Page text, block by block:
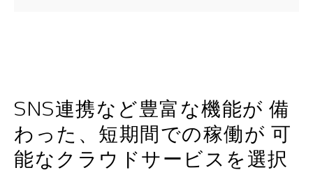
SNS連携など豊富な機能が 備
わった、短期間での稼働が 可
能なクラウドサービスを選択